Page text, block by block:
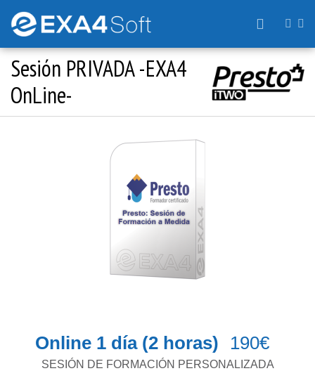
Sesión PRIVADA -EXA4
OnLine-
Online 1 día (2 horas) 190€
SESIÓN DE FORMACIÓN PERSONALIZADA